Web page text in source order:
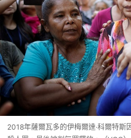
2018年薩爾瓦多的伊梅爾達·科爾特